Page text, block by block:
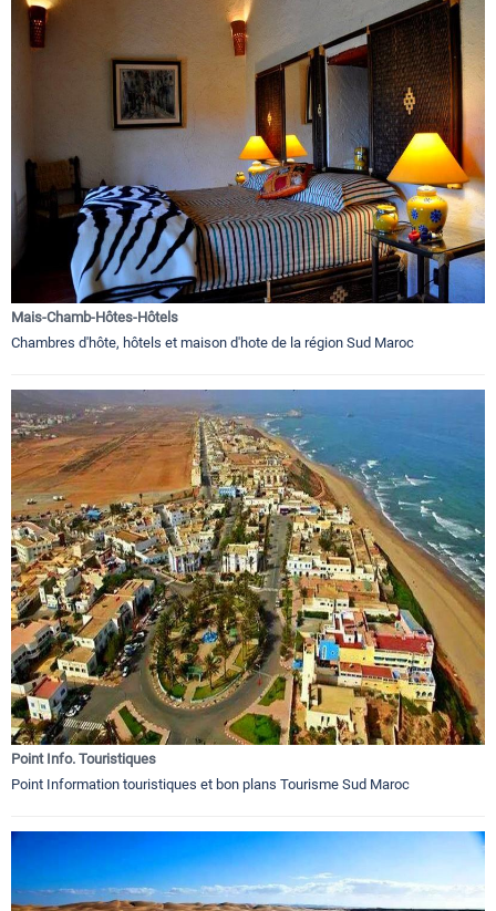
Mais-Chamb-Hôtes-Hôtels
Chambres d'hôte, hôtels et maison d'hote de la région Sud Maroc
Point Info. Touristiques
Point Information touristiques et bon plans Tourisme Sud Maroc